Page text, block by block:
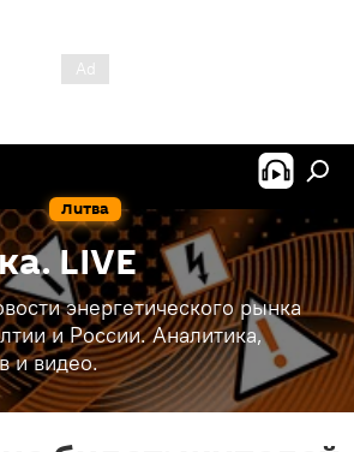
Литва
LIVE
энергетического рынка
и России. Аналитика,
и видео.